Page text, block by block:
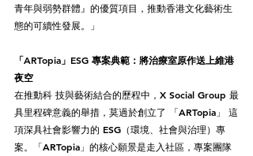
青年與弱勢群體』的優質項目，推動香港文化藝術生
態的可續性發展。」
「ARTopia」ESG 專案典範：將治療室原作送上維港
夜空
在推動科 技與藝術結合的歷程中，X Social Group 最
具里程碑意義的舉措，莫過於創立了 「ARTopia」 這
項深具社會影響力的 ESG（環境、社會與治理）專
案。「ARTopia」的核心願景是走入社區，專案團隊